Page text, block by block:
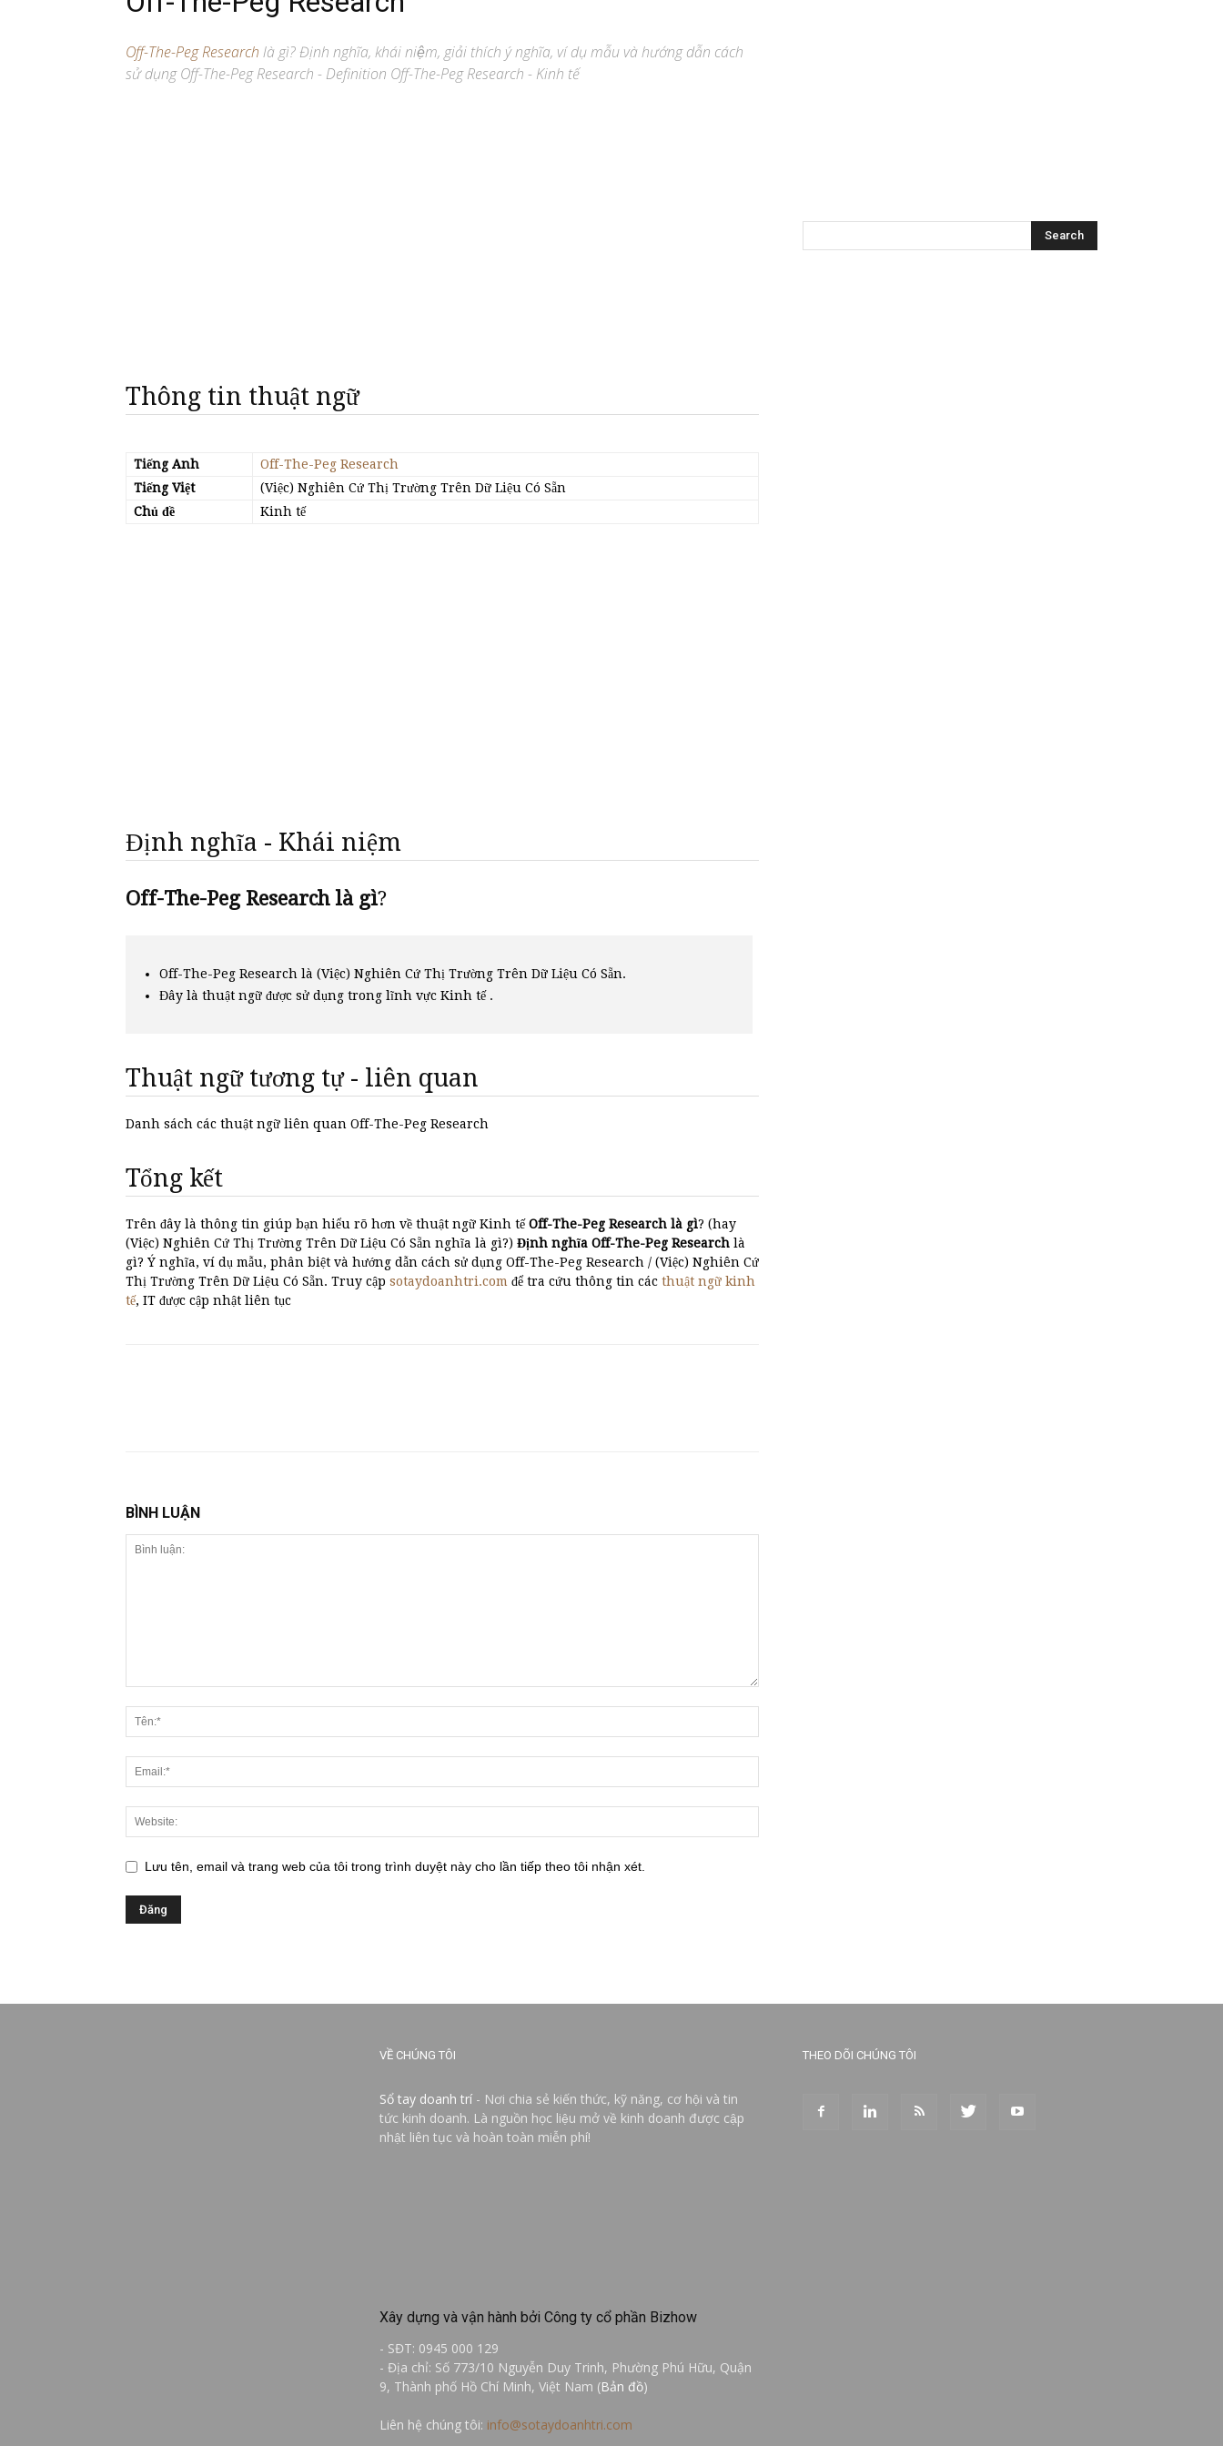
Off-The-Peg Research là gì? Định nghĩa, khái niệm, giải thích ý nghĩa, ví dụ mẫu và hướng dẫn cách
sử dụng Off-The-Peg Research - Definition Off-The-Peg Research - Kinh tế
Thông tin thuật ngữ
Tiếng Anh
Off-The-Peg Research
Tiếng Việt
(Việc) Nghiên Cứ Thị Trường Trên Dữ Liệu Có Sẵn
Chủ đề
Kinh tế
Định nghĩa - Khái niệm
Off-The-Peg Research là gì?
Off-The-Peg Research là (Việc) Nghiên Cứ Thị Trường Trên Dữ Liệu Có Sẵn.
Đây là thuật ngữ được sử dụng trong lĩnh vực Kinh tế .
Thuật ngữ tương tự - liên quan
Danh sách các thuật ngữ liên quan Off-The-Peg Research
Tổng kết
Trên đây là thông tin giúp bạn hiểu rõ hơn về thuật ngữ Kinh tếOff-The-Peg Research là gì? (hay
(Việc) Nghiên Cứ Thị Trường Trên Dữ Liệu Có Sẵn nghĩa là gì?) Định nghĩa Off-The-Peg Research là
gì? Ý nghĩa, ví dụ mẫu, phân biệt và hướng dẫn cách sử dụng Off-The-Peg Research / (Việc) Nghiên Cứ
Thị Trường Trên Dữ Liệu Có Sẵn. Truy cập sotaydoanhtri.com để tra cứu thông tin các thuật ngữ kinh
tế, IT được cập nhật liên tục
BÌNH LUẬN
Lưu tên, email và trang web của tôi trong trình duyệt này cho lần tiếp theo tôi nhận xét.
VỀ CHÚNG TÔI
Sổ tay doanh trí - Nơi chia sẻ kiến thức, kỹ năng, cơ hội và tin
tức kinh doanh. Là nguồn học liệu mở về kinh doanh được cập
nhật liên tục và hoàn toàn miễn phí!
Xây dựng và vận hành bởi Công ty cổ phần Bizhow
- SĐT: 0945 000 129
- Địa chỉ: Số 773/10 Nguyễn Duy Trinh, Phường Phú Hữu, Quận
9, Thành phố Hồ Chí Minh, Việt Nam (Bản đồ)
Liên hệ chúng tôi: info@sotaydoanhtri.com
THEO DÕI CHÚNG TÔI